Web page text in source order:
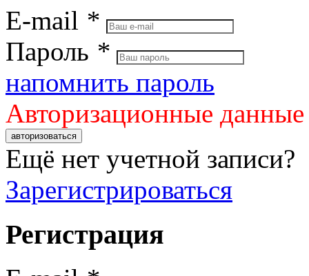
E-mail *
Пароль *
напомнить пароль
Авторизационные
авторизоваться
Ещё нет учетной записи?
Зарегистрироваться
Регистрация